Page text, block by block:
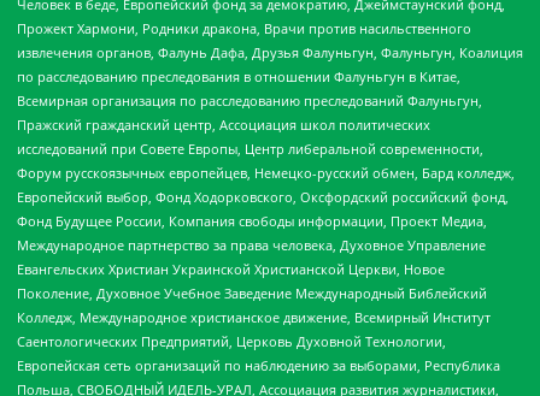
Человек в беде, Европейский фонд за демократию, Джеймстаунский фонд,
Прожект Хармони, Родники дракона, Врачи против насильственного
извлечения органов, Фалунь Дафа, Друзья Фалуньгун, Фалуньгун, Коалиция
по расследованию преследования в отношении Фалуньгун в Китае,
Всемирная организация по расследованию преследований Фалуньгун,
Пражский гражданский центр, Ассоциация школ политических
исследований при Совете Европы, Центр либеральной современности,
Форум русскоязычных европейцев, Немецко-русский обмен, Бард колледж,
Европейский выбор, Фонд Ходорковского, Оксфордский российский фонд,
Фонд Будущее России, Компания свободы информации, Проект Медиа,
Международное партнерство за права человека, Духовное Управление
Евангельских Христиан Украинской Христианской Церкви, Новое
Поколение, Духовное Учебное Заведение Международный Библейский
Колледж, Международное христианское движение, Всемирный Институт
Саентологических Предприятий, Церковь Духовной Технологии,
Европейская сеть организаций по наблюдению за выборами, Республика
Польша, СВОБОДНЫЙ ИДЕЛЬ-УРАЛ, Ассоциация развития журналистики,